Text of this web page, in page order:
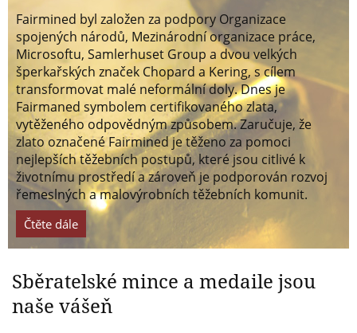
Fairmined byl založen za podpory Organizace
spojených národů, Mezinárodní organizace práce,
Microsoftu, Samlerhuset Group a dvou velkých
šperkařských značek Chopard a Kering, s cílem
transformovat malé neformální doly. Dnes je
Fairmaned symbolem certifikovaného zlata,
vytěženého odpovědným způsobem. Zaručuje, že
zlato označené Fairmined je těženo za pomoci
nejlepších těžebních postupů, které jsou citlivé k
životnímu prostředí a zároveň je podporován rozvoj
řemeslných a malovýrobních těžebních komunit.
Čtěte dále
Sběratelské mince a medaile jsou
naše vášeň